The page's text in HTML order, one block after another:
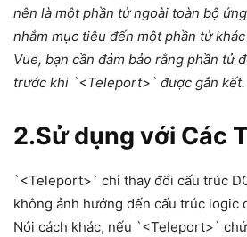
nên là một phần tử ngoài toàn bộ
nhắm mục tiêu đến một phần tử
Vue, bạn cần đảm bảo rằng phần tử
trước khi `<Teleport>` được gắn kết.
2.Sử dụng với Các
`<Teleport>` chỉ thay đổi cấu trúc
không ảnh hưởng đến cấu trúc logic
Nói cách khác, nếu `<Teleport>`